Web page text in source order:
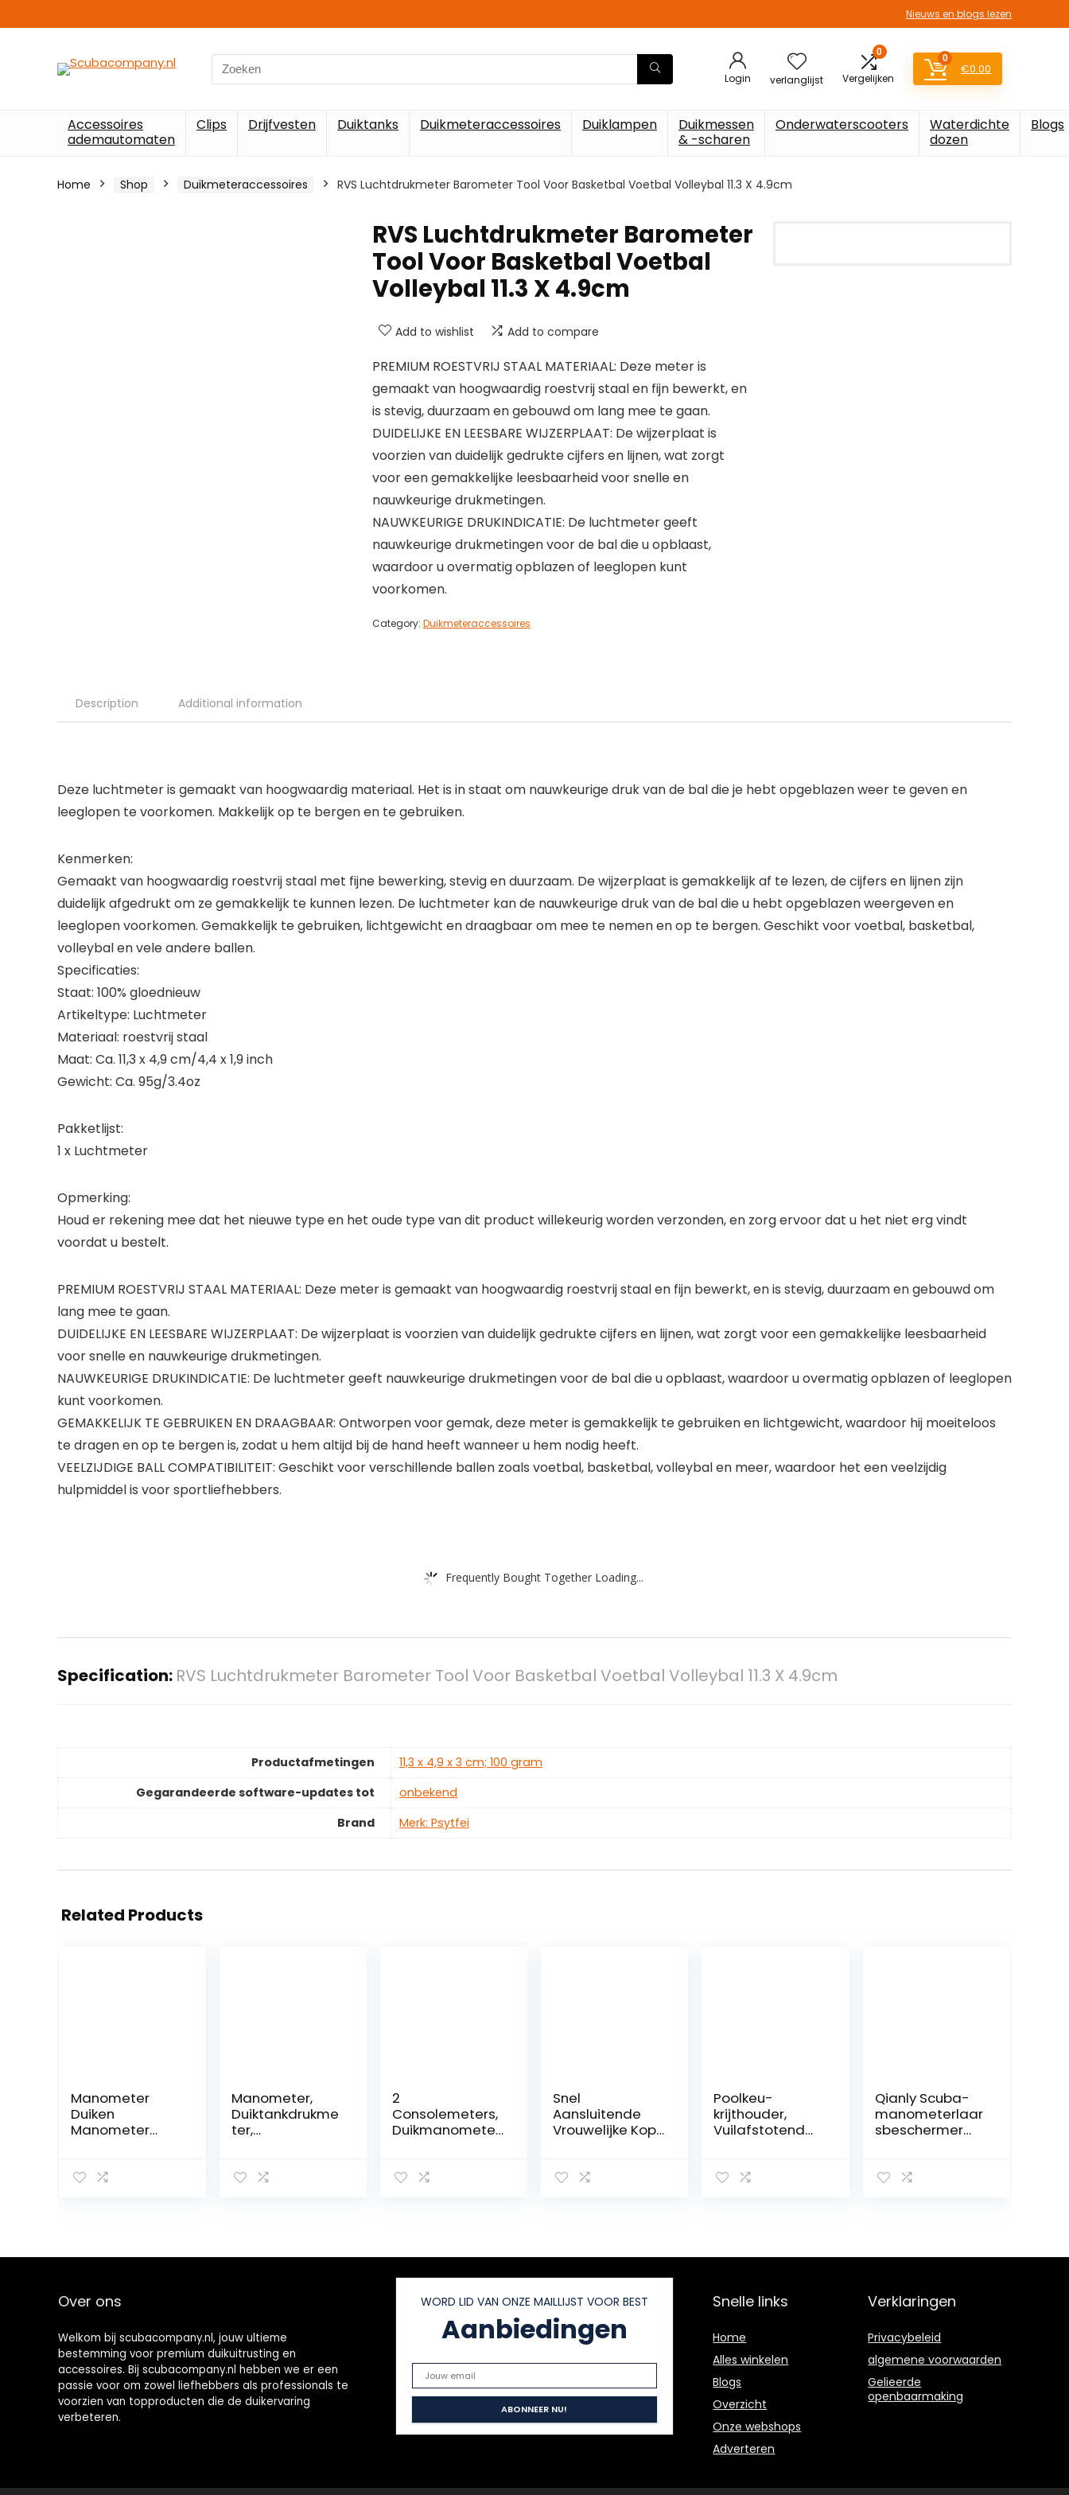
Nieuws en blogs lezen
Search
for:
Login verlanglijst
0
Vergelijken
0
€0.00
Accessoires
ademautomaten
Clips Drijfvesten Duiktanks Duikmeteraccessoires Duiklampen
Duikmessen
& -scharen
Onderwaterscooters
Waterdichte
dozen
Blogs
Home Shop Duikmeteraccessoires RVS Luchtdrukmeter Barometer Tool Voor Basketbal Voetbal Volleybal 11.3 X 4.9cm
RVS Luchtdrukmeter Barometer
Tool Voor Basketbal Voetbal
Volleybal 11.3 X 4.9cm
Add to wishlist Add to compare
PREMIUM ROESTVRIJ STAAL MATERIAAL: Deze meter is
gemaakt van hoogwaardig roestvrij staal en fijn bewerkt, en
is stevig, duurzaam en gebouwd om lang mee te gaan.
DUIDELIJKE EN LEESBARE WIJZERPLAAT: De wijzerplaat is
voorzien van duidelijk gedrukte cijfers en lijnen, wat zorgt
voor een gemakkelijke leesbaarheid voor snelle en
nauwkeurige drukmetingen.
NAUWKEURIGE DRUKINDICATIE: De luchtmeter geeft
nauwkeurige drukmetingen voor de bal die u opblaast,
waardoor u overmatig opblazen of leeglopen kunt
voorkomen.
Category: Duikmeteraccessoires
Description Additional information
Deze luchtmeter is gemaakt van hoogwaardig materiaal. Het is in staat om nauwkeurige druk van de bal die je hebt opgeblazen weer te geven en
leeglopen te voorkomen. Makkelijk op te bergen en te gebruiken.
Kenmerken:
Gemaakt van hoogwaardig roestvrij staal met fijne bewerking, stevig en duurzaam. De wijzerplaat is gemakkelijk af te lezen, de cijfers en lijnen zijn
duidelijk afgedrukt om ze gemakkelijk te kunnen lezen. De luchtmeter kan de nauwkeurige druk van de bal die u hebt opgeblazen weergeven en
leeglopen voorkomen. Gemakkelijk te gebruiken, lichtgewicht en draagbaar om mee te nemen en op te bergen. Geschikt voor voetbal, basketbal,
volleybal en vele andere ballen.
Specificaties:
Staat: 100% gloednieuw
Artikeltype: Luchtmeter
Materiaal: roestvrij staal
Maat: Ca. 11,3 x 4,9 cm/4,4 x 1,9 inch
Gewicht: Ca. 95g/3.4oz
Pakketlijst:
1 x Luchtmeter
Opmerking:
Houd er rekening mee dat het nieuwe type en het oude type van dit product willekeurig worden verzonden, en zorg ervoor dat u het niet erg vindt
voordat u bestelt.
PREMIUM ROESTVRIJ STAAL MATERIAAL: Deze meter is gemaakt van hoogwaardig roestvrij staal en fijn bewerkt, en is stevig, duurzaam en gebouwd om
lang mee te gaan.
DUIDELIJKE EN LEESBARE WIJZERPLAAT: De wijzerplaat is voorzien van duidelijk gedrukte cijfers en lijnen, wat zorgt voor een gemakkelijke leesbaarheid
voor snelle en nauwkeurige drukmetingen.
NAUWKEURIGE DRUKINDICATIE: De luchtmeter geeft nauwkeurige drukmetingen voor de bal die u opblaast, waardoor u overmatig opblazen of leeglopen
kunt voorkomen.
GEMAKKELIJK TE GEBRUIKEN EN DRAAGBAAR: Ontworpen voor gemak, deze meter is gemakkelijk te gebruiken en lichtgewicht, waardoor hij moeiteloos
te dragen en op te bergen is, zodat u hem altijd bij de hand heeft wanneer u hem nodig heeft.
VEELZIJDIGE BALL COMPATIBILITEIT: Geschikt voor verschillende ballen zoals voetbal, basketbal, volleybal en meer, waardoor het een veelzijdig
hulpmiddel is voor sportliefhebbers.
Frequently Bought Together Loading...
Specification: RVS Luchtdrukmeter Barometer Tool Voor Basketbal Voetbal Volleybal 11.3 X 4.9cm
Productafmetingen
‎11,3 x 4,9 x 3 cm; 100 gram
Gegarandeerde software-updates tot
‎onbekend
Brand
Merk: Psytfei
Related Products
Manometer
Duiken
Manometer
Digitale
Manometer,
Duiktankdrukme
ter,
Duurzaam
Manometer
2
Consolemeters,
Duikmanometer,
Duikmanometer,
Snel
Aansluitende
Vrouwelijke Kop
ng Compatibel
tankvulling, Enz
Poolkeu-
krijthouder,
Vuilafstotend
krijtclip,
voor Sportkeu
Qianly Scuba-
manometerlaar
sbeschermer
Zwart Handig in
Over ons
Welkom bij scubacompany.nl, jouw ultieme
bestemming voor premium duikuitrusting en
accessoires. Bij scubacompany.nl hebben we er een
passie voor om zowel liefhebbers als professionals te
voorzien van topproducten die de duikervaring
verbeteren.
WORD LID VAN ONZE MAILLIJST VOOR BEST
Aanbiedingen
Snelle links
Home
Alles winkelen
Blogs
Overzicht
Onze webshops
Adverteren
Verklaringen
Privacybeleid
algemene voorwaarden
Gelieerde
openbaarmaking